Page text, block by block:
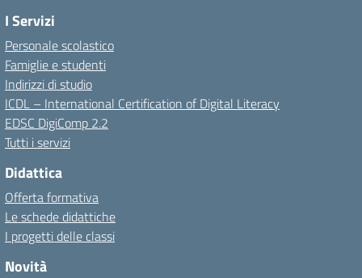
I Servizi
Personale scolastico
Famiglie e studenti
Indirizzi di studio
ICDL – International Certification of Digital Literacy
EDSC DigiComp 2.2
Tutti i servizi
Didattica
Offerta formativa
Le schede didattiche
I progetti delle classi
Novità